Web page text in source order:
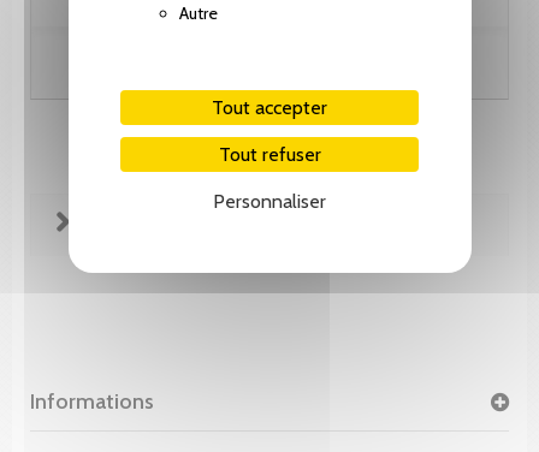
Autre
Tout accepter
Tout refuser
Personnaliser
Informations